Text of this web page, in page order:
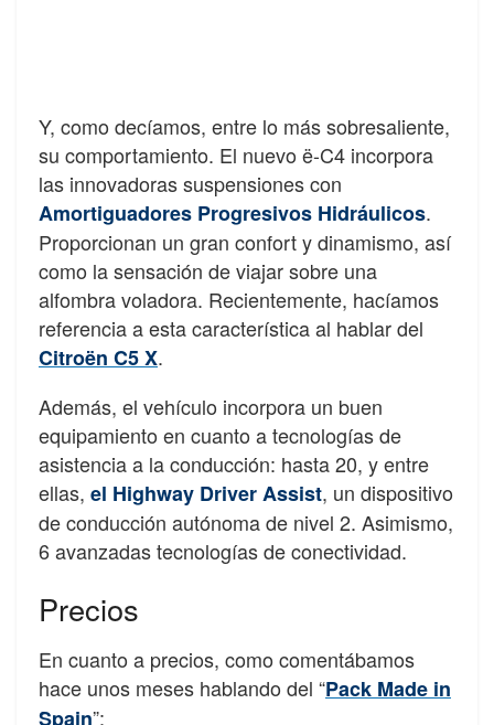
Y, como decíamos, entre lo más sobresaliente,
su comportamiento. El nuevo ë-C4 incorpora
las innovadoras suspensiones con
Amortiguadores Progresivos Hidráulicos.
Proporcionan un gran confort y dinamismo, así
como la sensación de viajar sobre una
alfombra voladora. Recientemente, hacíamos
referencia a esta característica al hablar del
Citroën C5 X.
Además, el vehículo incorpora un buen
equipamiento en cuanto a tecnologías de
asistencia a la conducción: hasta 20, y entre
ellas, el Highway Driver Assist, un dispositivo
de conducción autónoma de nivel 2. Asimismo,
6 avanzadas tecnologías de conectividad.
Precios
En cuanto a precios, como comentábamos
hace unos meses hablando del “Pack Made in
Spain”: